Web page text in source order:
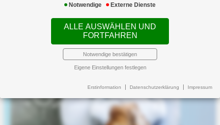
Notwendige Externe Dienste
ALLE AUSWÄHLEN UND
FORTFAHREN
Notwendige bestätigen
Eigene Einstellungen festlegen
Erstinformation Datenschutzerklärung Impressum